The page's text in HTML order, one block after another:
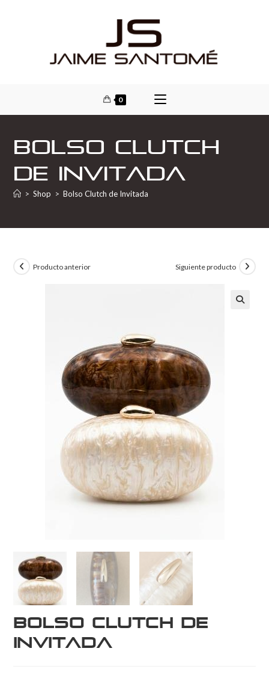
0
Bolso Clutch
de Invitada
> Shop > Bolso Clutch de Invitada
Producto anterior Siguiente producto
Bolso Clutch de
Invitada